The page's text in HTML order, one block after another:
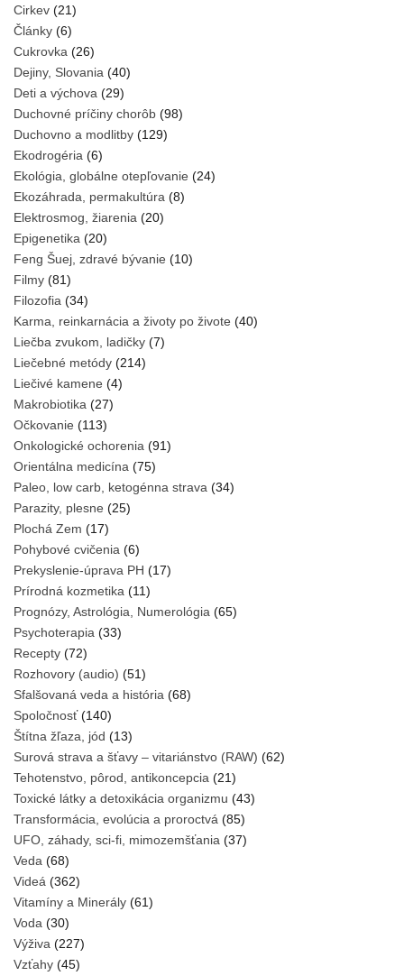
Cirkev (21)
Články (6)
Cukrovka (26)
Dejiny, Slovania (40)
Deti a výchova (29)
Duchovné príčiny chorôb (98)
Duchovno a modlitby (129)
Ekodrogéria (6)
Ekológia, globálne otepľovanie (24)
Ekozáhrada, permakultúra (8)
Elektrosmog, žiarenia (20)
Epigenetika (20)
Feng Šuej, zdravé bývanie (10)
Filmy (81)
Filozofia (34)
Karma, reinkarnácia a životy po živote (40)
Liečba zvukom, ladičky (7)
Liečebné metódy (214)
Liečivé kamene (4)
Makrobiotika (27)
Očkovanie (113)
Onkologické ochorenia (91)
Orientálna medicína (75)
Paleo, low carb, ketogénna strava (34)
Parazity, plesne (25)
Plochá Zem (17)
Pohybové cvičenia (6)
Prekyslenie-úprava PH (17)
Prírodná kozmetika (11)
Prognózy, Astrológia, Numerológia (65)
Psychoterapia (33)
Recepty (72)
Rozhovory (audio) (51)
Sfalšovaná veda a história (68)
Spoločnosť(140)
Štítna žľaza, jód (13)
Surová strava a šťavy – vitariánstvo (RAW) (62)
Tehotenstvo, pôrod, antikoncepcia (21)
Toxické látky a detoxikácia organizmu (43)
Transformácia, evolúcia a proroctvá (85)
UFO, záhady, sci-fi, mimozemšťania (37)
Veda (68)
Videá (362)
Vitamíny a Minerály (61)
Voda (30)
Výživa (227)
Vzťahy (45)